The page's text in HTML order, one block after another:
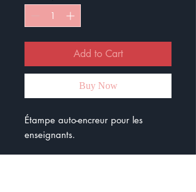
Add to Cart
Buy Now
Étampe auto-encreur pour les
enseignants.